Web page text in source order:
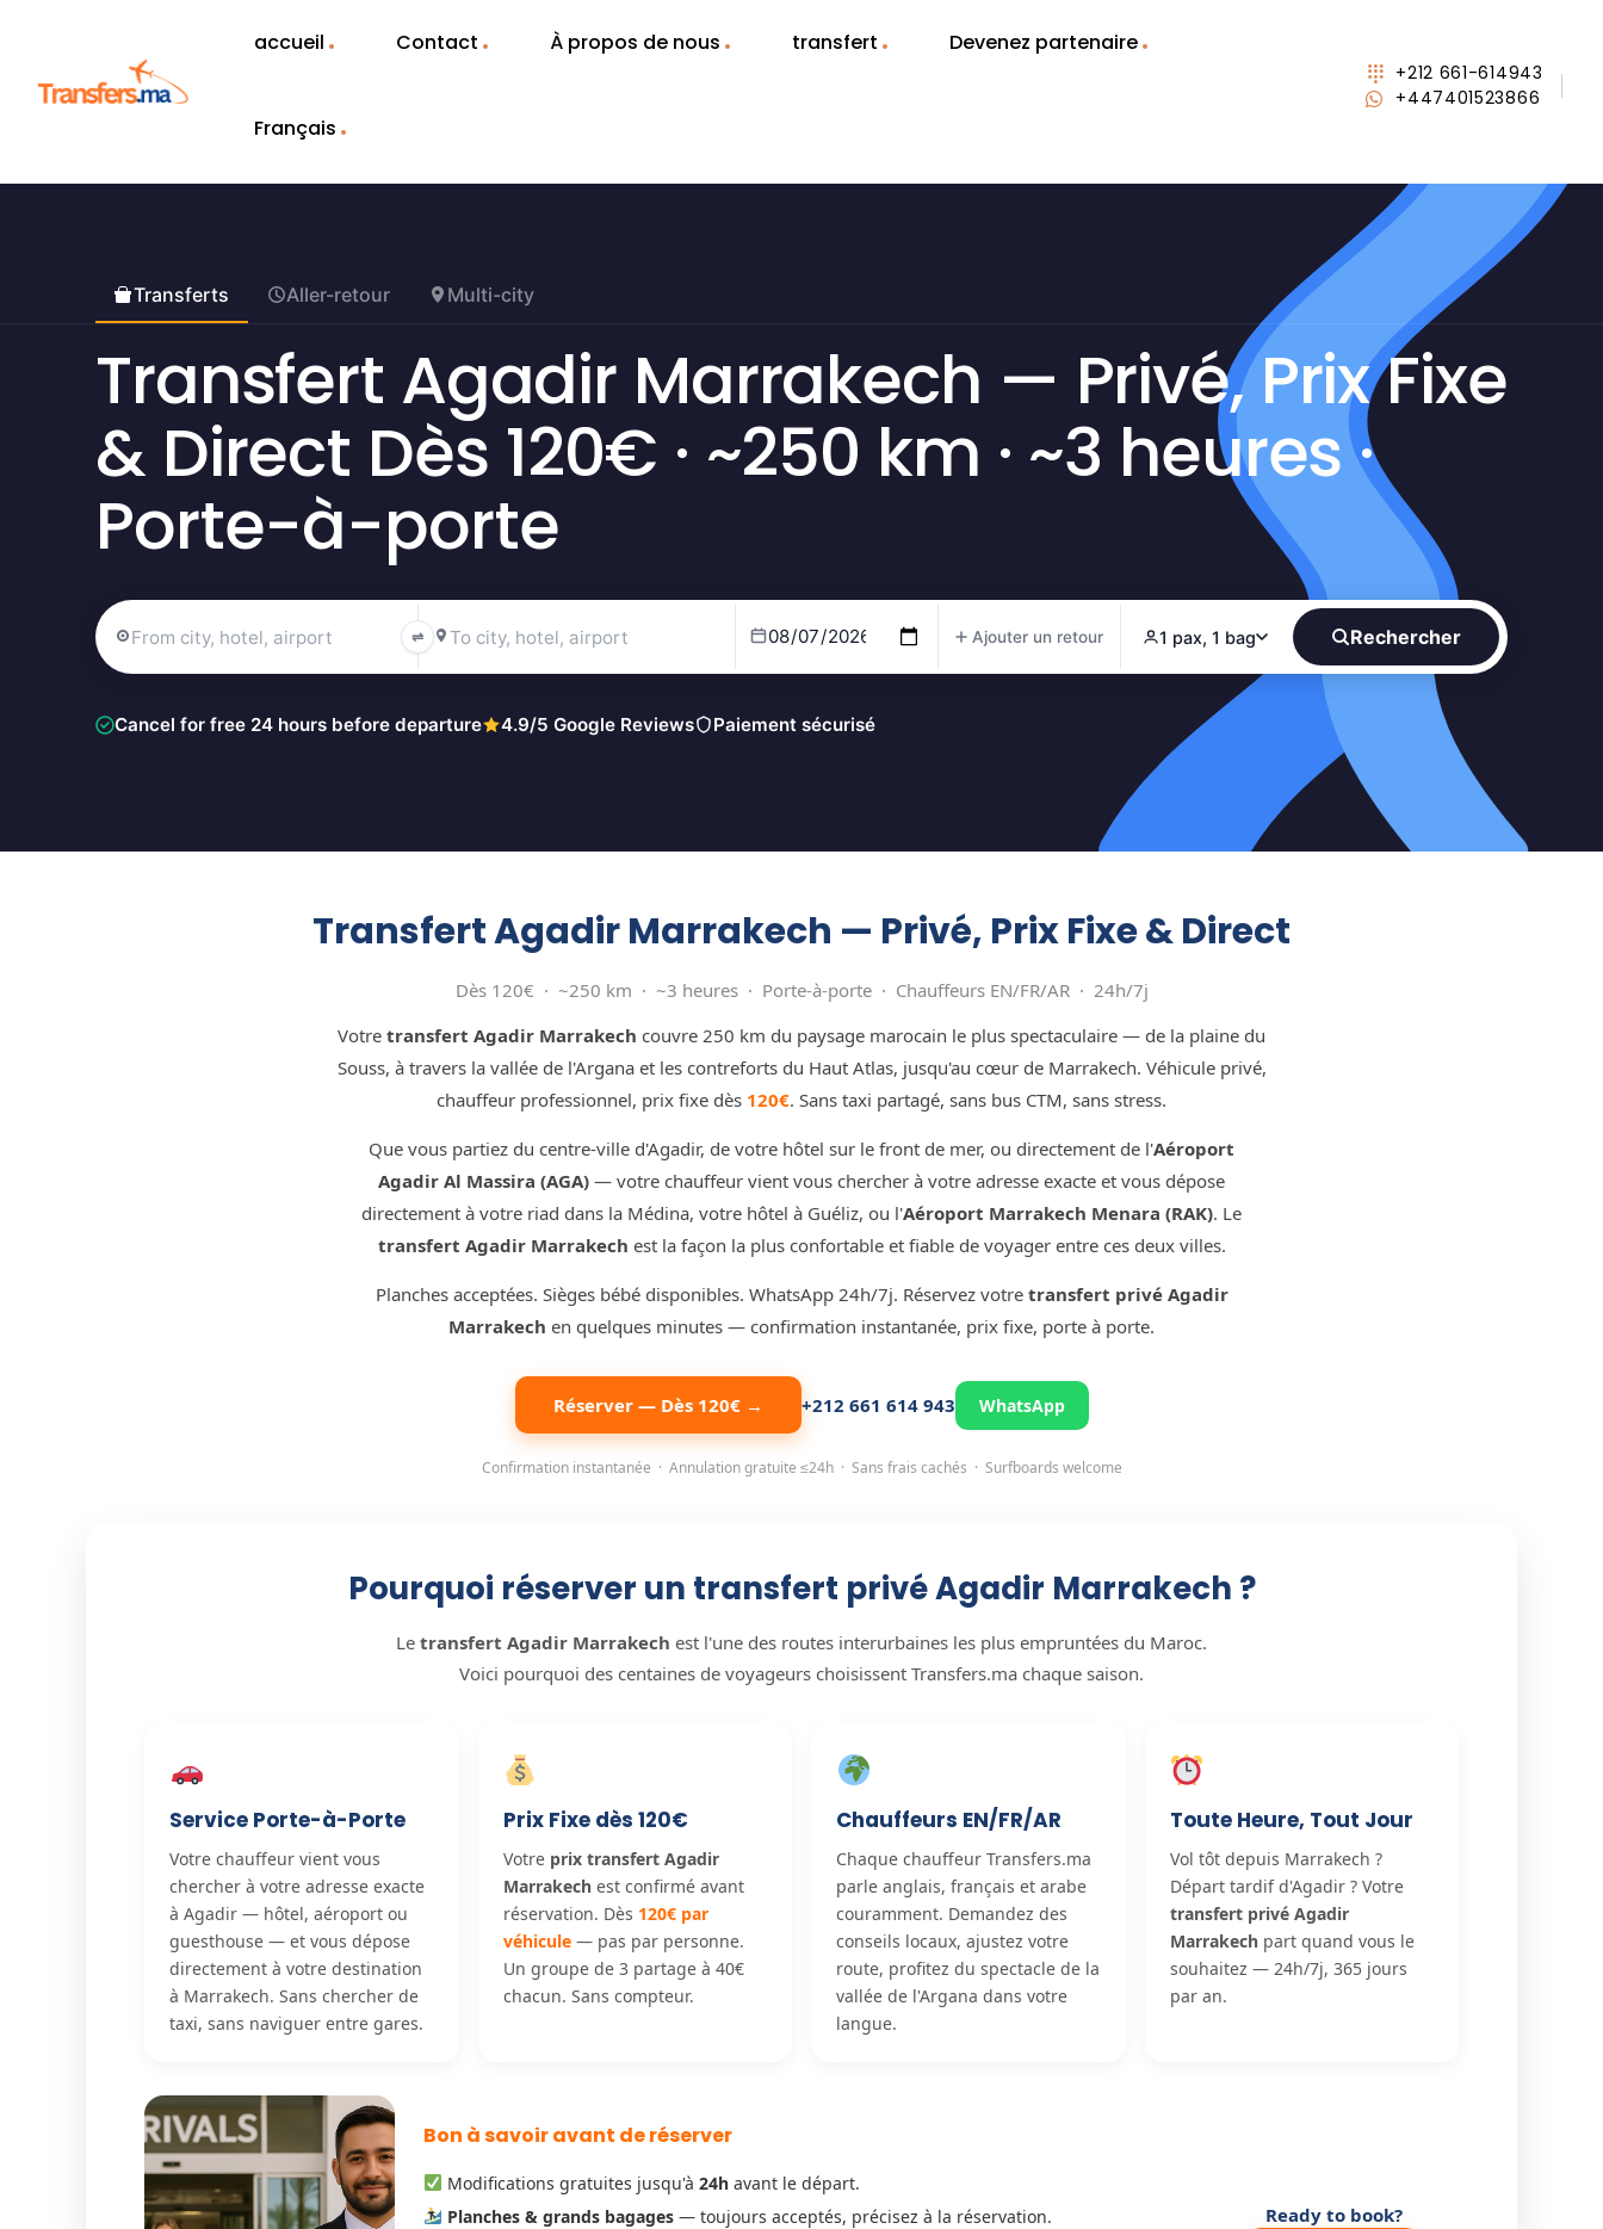
accueil Contact À propos de nous transfert Devenez partenaire
Français
+212 661-614943
+447401523866
Transferts Aller-retour Multi-city
Transfert Agadir Marrakech — Privé, Prix Fixe
& Direct Dès 120€ · ~250 km · ~3 heures ·
Porte-à-porte
⇌ Ajouter un retour 1 pax, 1 bag Rechercher
Cancel for free 24 hours before departure 4.9/5 Google Reviews Paiement sécurisé
Transfert Agadir Marrakech — Privé, Prix Fixe & Direct
Dès 120€ · ~250 km · ~3 heures · Porte-à-porte · Chauffeurs EN/FR/AR · 24h/7j
Votre transfert Agadir Marrakech couvre 250 km du paysage marocain le plus spectaculaire — de la plaine du
Souss, à travers la vallée de l'Argana et les contreforts du Haut Atlas, jusqu'au cœur de Marrakech. Véhicule privé,
chauffeur professionnel, prix fixe dès 120€. Sans taxi partagé, sans bus CTM, sans stress.
Que vous partiez du centre-ville d'Agadir, de votre hôtel sur le front de mer, ou directement de l'Aéroport
Agadir Al Massira (AGA) — votre chauffeur vient vous chercher à votre adresse exacte et vous dépose
directement à votre riad dans la Médina, votre hôtel à Guéliz, ou l'Aéroport Marrakech Menara (RAK). Le
transfert Agadir Marrakech est la façon la plus confortable et fiable de voyager entre ces deux villes.
Planches acceptées. Sièges bébé disponibles. WhatsApp 24h/7j. Réservez votre transfert privé Agadir
Marrakech en quelques minutes — confirmation instantanée, prix fixe, porte à porte.
Réserver — Dès 120€ → +212 661 614 943 WhatsApp
Confirmation instantanée · Annulation gratuite ≤24h · Sans frais cachés · Surfboards welcome
Pourquoi réserver un transfert privé Agadir Marrakech ?
Le transfert Agadir Marrakech est l'une des routes interurbaines les plus empruntées du Maroc.
Voici pourquoi des centaines de voyageurs choisissent Transfers.ma chaque saison.
Service Porte-à-Porte
Votre chauffeur vient vous
chercher à votre adresse exacte
à Agadir — hôtel, aéroport ou
guesthouse — et vous dépose
directement à votre destination
à Marrakech. Sans chercher de
taxi, sans naviguer entre gares.
Prix Fixe dès 120€
Votre prix transfert Agadir
Marrakechest confirmé avant
réservation. Dès 120€ par
véhicule— pas par personne.
Un groupe de 3 partage à 40€
chacun. Sans compteur.
Chauffeurs EN/FR/AR
Chaque chauffeur Transfers.ma
parle anglais, français et arabe
couramment. Demandez des
conseils locaux, ajustez votre
route, profitez du spectacle de la
vallée de l'Argana dans votre
langue.
Toute Heure, Tout Jour
Vol tôt depuis Marrakech ?
Départ tardif d'Agadir ? Votre
transfert privé Agadir
Marrakechpart quand vous le
souhaitez — 24h/7j, 365 jours
par an.
Bon à savoir avant de réserver
Modifications gratuites jusqu'à 24havant le départ.
Planches & grands bagages— toujours acceptés, précisez à la réservation.
Ready to book?